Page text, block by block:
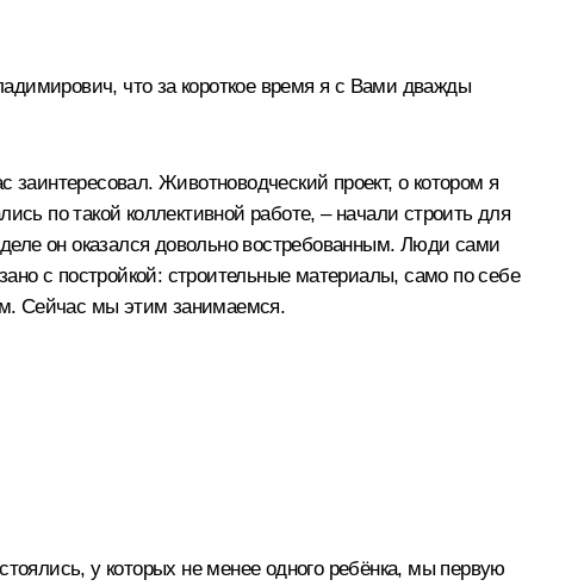
что за короткое время я с Вами дважды
заинтересовал. Животноводческий проект, о котором я
по такой коллективной работе, – начали строить для
он оказался довольно востребованным. Люди сами
с постройкой: строительные материалы, само по себе
Сейчас мы этим занимаемся.
у которых не менее одного ребёнка, мы первую